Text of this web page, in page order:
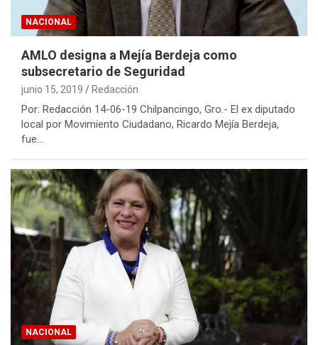
NACIONAL
AMLO designa a Mejía Berdeja como
subsecretario de Seguridad
junio 15, 2019 Redacción
Por: Redacción 14-06-19 Chilpancingo, Gro.- El ex diputado
local por Movimiento Ciudadano, Ricardo Mejía Berdeja,
fue…
NACIONAL